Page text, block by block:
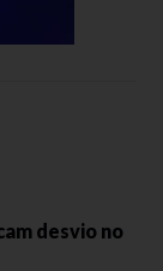
desvio no